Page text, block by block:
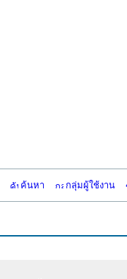
ค้นหา กลุ่มผู้ใช้งาน